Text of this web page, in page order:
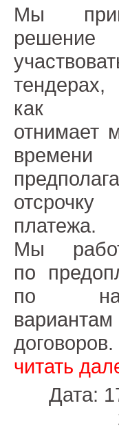
Мы
как
отнимает
отсрочку
платежа.
Мы
по
по
вариантам
договоров.
читать
Дата: